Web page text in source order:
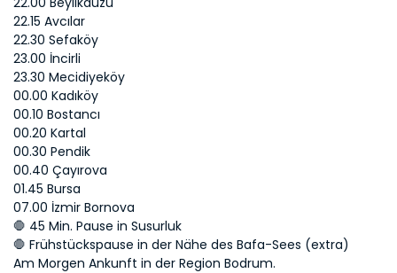
22.15 Avcılar
22.30 Sefaköy
23.00 İncirli
23.30 Mecidiyeköy
00.00 Kadıköy
00.10 Bostancı
00.20 Kartal
00.30 Pendik
00.40 Çayırova
01.45 Bursa
07.00 İzmir Bornova
🛑 45 Min. Pause in Susurluk
🛑 Frühstückspause in der Nähe des Bafa-Sees (extra)
Am Morgen Ankunft in der Region Bodrum.